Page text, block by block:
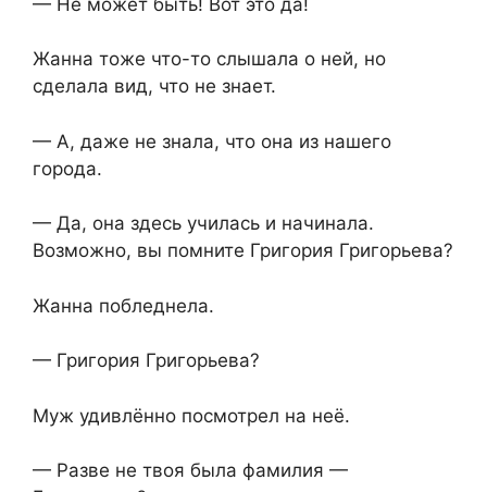
Жанна тоже что-то слышала о ней, но
сделала вид, что не знает.
— А, даже не знала, что она из нашего
города.
— Да, она здесь училась и начинала.
Возможно, вы помните Григория Григорьева?
Жанна побледнела.
— Григория Григорьева?
Муж удивлённо посмотрел на неё.
— Разве не твоя была фамилия —